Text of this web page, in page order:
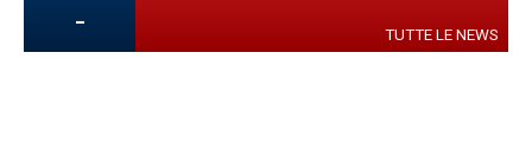
- TUTTE LE NEWS